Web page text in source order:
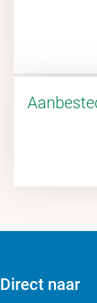
Direct naar